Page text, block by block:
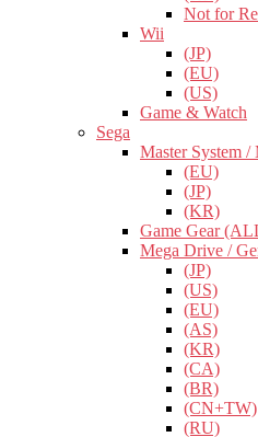
Not for
Wii
(JP)
(EU)
(US)
Game & Watch
Sega
Master System
(EU)
(JP)
(KR)
Game Gear
Mega Drive /
(JP)
(US)
(EU)
(AS)
(KR)
(CA)
(BR)
(CN+TW)
(RU)